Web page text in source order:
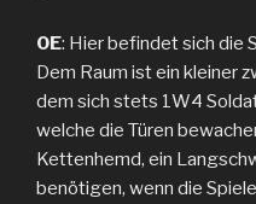
0E: Hier befindet sich die
Dem Raum ist ein kleiner
dem sich stets 1W4
welche die Türen
Kettenhemd, ein
benötigen, wenn die